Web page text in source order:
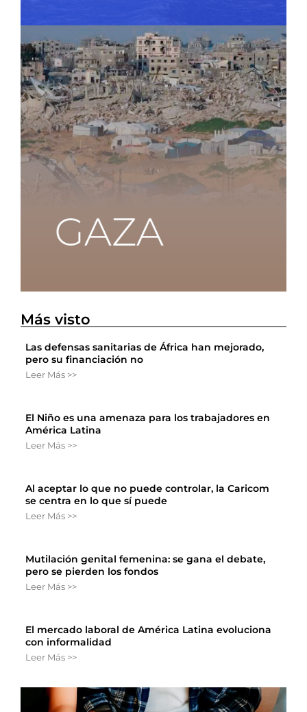
Más visto
Las defensas sanitarias de África han mejorado,
pero su financiación no
Leer Más >>
El Niño es una amenaza para los trabajadores en
América Latina
Leer Más >>
Al aceptar lo que no puede controlar, la Caricom
se centra en lo que sí puede
Leer Más >>
Mutilación genital femenina: se gana el debate,
pero se pierden los fondos
Leer Más >>
El mercado laboral de América Latina evoluciona
con informalidad
Leer Más >>